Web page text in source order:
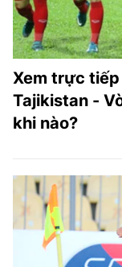
Xem trực
Tajikistan -
khi nào?